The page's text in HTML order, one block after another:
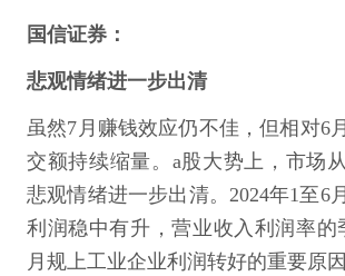
国信证券：
悲观情绪进一步出清
虽然7月赚钱效应仍不佳，但相对6
交额持续缩量。a股大势上，市场
悲观情绪进一步出清。2024年1至6
利润稳中有升，营业收入利润率的
月规上工业企业利润转好的重要原因